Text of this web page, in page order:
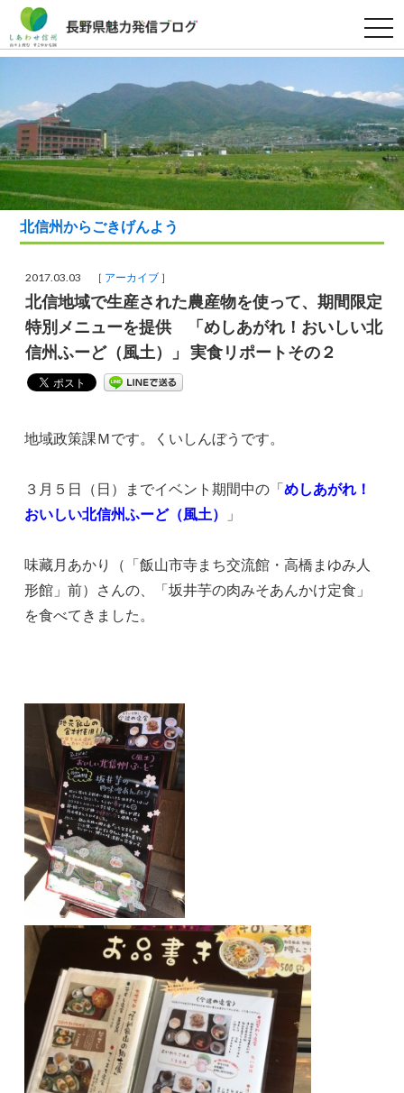
t
o
g
e
n
a
v
i
g
a
t
i
o
北信州からごきげんよう
2017.03.03 ［ アーカイブ ］
北信地域で生産された農産物を使って、期間限定
特別メニューを提供 「めしあがれ！おいしい北
信州ふーど（風土）」 実食リポートその２
地域政策課Ｍです。くいしんぼうです。
３月５日（日）までイベント期間中の「めしあがれ！
おいしい北信州ふーど（風土）
」
味藏月あかり（「飯山市寺まち交流館・高橋まゆみ人
形館」前）さんの、「坂井芋の肉みそあんかけ定食」
を食べてきました。